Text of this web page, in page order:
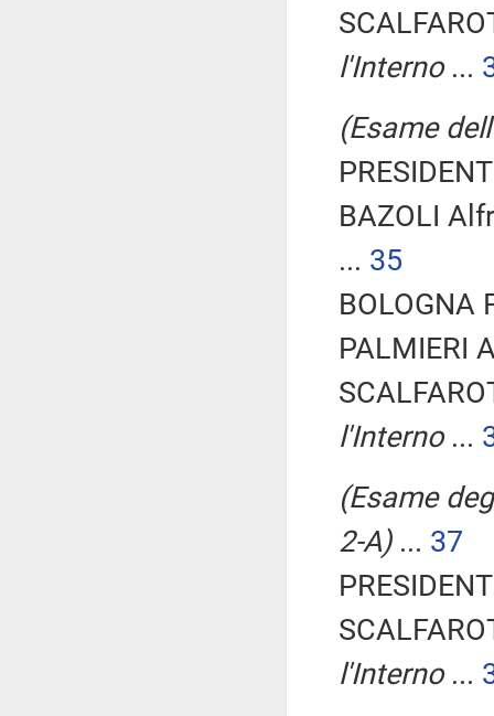
l'Interno...
(Esame
BAZOLI
... 35
BOLOGNA
PALMIERI
l'Interno...
(Esame
2-A)... 37
l'Interno...